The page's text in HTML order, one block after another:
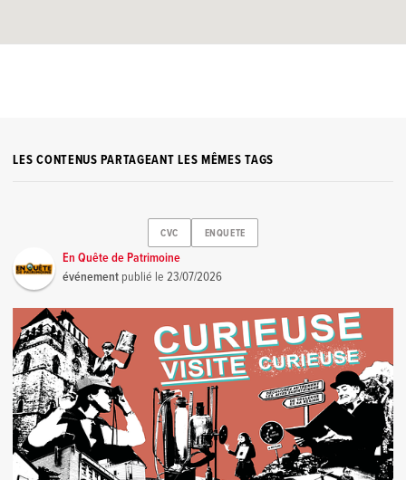
LES CONTENUS PARTAGEANT LES MÊMES TAGS
CVC ENQUETE
En Quête de Patrimoine
événement publié le23/07/2026